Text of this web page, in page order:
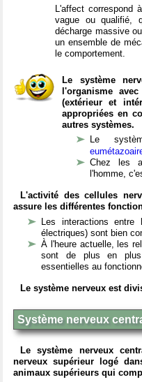
L'affect correspond
vague ou qualifié,
décharge massive
un ensemble de
le comportement.
Le système
l'organisme
(extérieur et
appropriées en
autres systèmes.
Le
Chez les
l'homme,
L'activité des cellules
assure les différentes
Les interactions entre
électriques) sont bien
À l'heure actuelle, les
sont de plus en
essentielles au
Le système nerveux est
Système nerveux
Le système nerveux
nerveux supérieur logé
animaux supérieurs qui